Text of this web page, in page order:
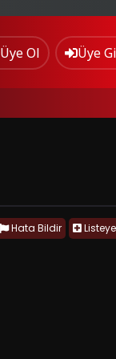
Üye Ol Üye
Hata Bildir